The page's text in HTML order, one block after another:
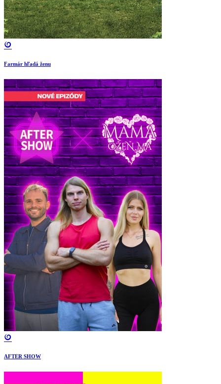
Farmár hľadá ženu
AFTER SHOW